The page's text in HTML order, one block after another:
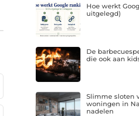
Hoe werkt
uitgelegd)
De
die ook aan
Slimme sloten
woningen in
nadelen